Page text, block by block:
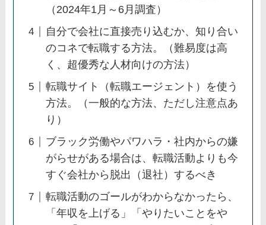
（2024年1月～6月調査）
自分で会社に直接売り込むか、知り合い
のコネで転職する方法。（難易度は高
く、超優秀な人材向けの方法）
転職サイト（転職エージェント）を使う
方法。（一般的な方法、ただし注意点あ
り）
ブラック労働やパワハラ・社内からの嫌
がらせがある場合は、転職活動よりも今
すぐ会社から脱出（退社）するべき
転職活動のゴールがわからなかったら、
「年収を上げる」「やりたいことをや